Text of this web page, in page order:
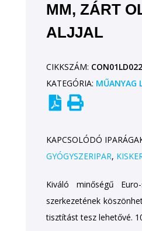
MM, ZÁRT
ALJJAL
CIKKSZÁM:
KATEGÓRIA: MŰANYAG
KAPCSOLÓDÓ
GYÓGYSZERIPAR,
Kiváló minőségű
szerkezetének
tisztítást tesz lehetővé.